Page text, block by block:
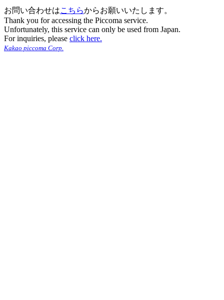
お問い合わせはこちらからお願いいたします。
Thank you for accessing the Piccoma service.
Unfortunately, this service can only be used from Japan.
For inquiries, please click here.
Kakao piccoma Corp.